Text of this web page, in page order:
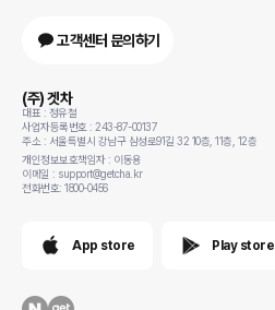
고객센터 문의하기
(주) 겟차
대표 : 정유철
사업자등록번호 : 243-87-00137
주소 : 서울특별시 강남구 삼성로91길 32 10층, 11층, 12층
개인정보보호책임자 : 이동용
이메일 : support@getcha.kr
전화번호: 1800-0456
App store Play store